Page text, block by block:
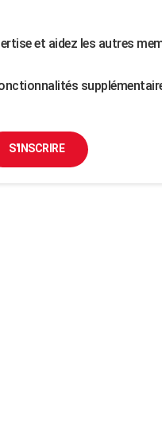
et aidez les autres
S'INSCRIRE